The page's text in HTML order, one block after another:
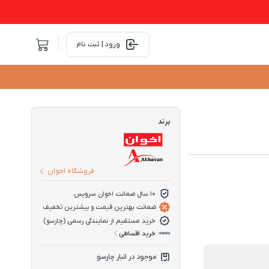
ورود | ثبت نام
برند
فروشگاه اخوان
10 سال ضمانت اخوان سرویس
ضمانت بهترین قیمت و بیشترین تخفیف
خرید مستقیم از نمایندگی رسمی (چارسو)
خرید اقساطی
موجود در انبار چارسو